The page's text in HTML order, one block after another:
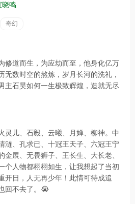
晓鸣
奇幻
修道而生，为应劫而至，他身化亿万
无数时空的熬炼，岁月长河的洗礼，
主石昊如何一生极致辉煌，造就无尽
灵儿、石毅、云曦、月婵、柳神。中
涟、孔求已、十冠王天子、六冠王宁
金展、无畏狮子、王长生、大长老、
个人物都栩栩如生，让我想起了当初
开日，人无再少年！此情可待成追
回不去了。😭